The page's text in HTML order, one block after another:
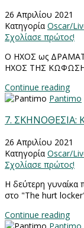
26 Απριλίου 2021
Κατηγορία Oscar/
Σχολίασε πρώτος!
Ο ΗΧΟΣ ως
ΗΧΟΣ ΤΗΣ
Continue reading
Pantimo
7. ΣΚΗΝΟΘΕΣΙΑ:
26 Απριλίου 2021
Κατηγορία Oscar/
Σχολίασε πρώτος!
H δεύτερη
στο "The hurt
Continue reading